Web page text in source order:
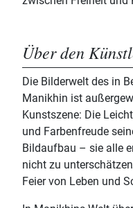
Über den
Die Bilderwelt des in
Manikhin ist
Kunstszene: Die
und Farbenfreude
Bildaufbau – sie alle
nicht zu
Feier von Leben und